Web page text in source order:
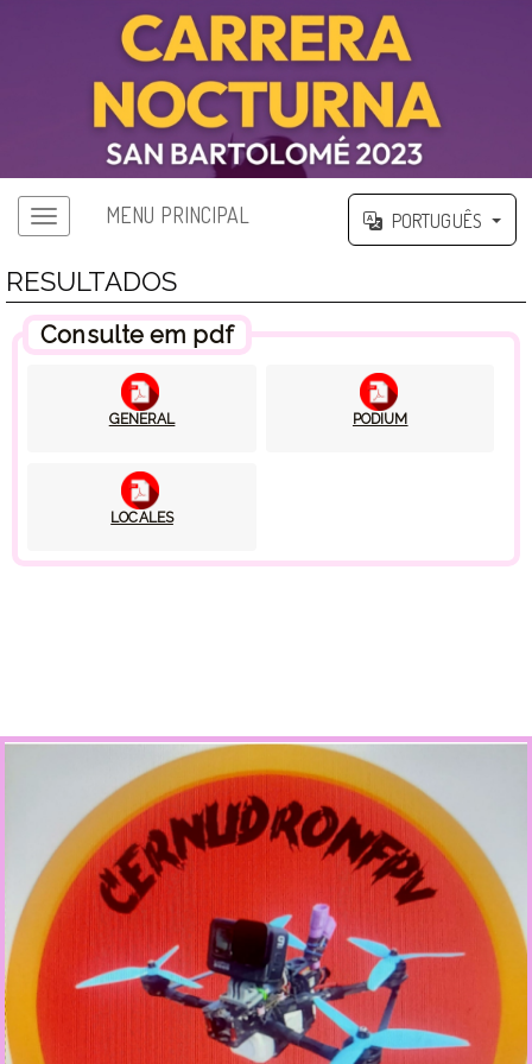
MENU PRINCIPAL PORTUGUÊS
RESULTADOS
Consulte em pdf
GENERAL PODIUM
LOCALES